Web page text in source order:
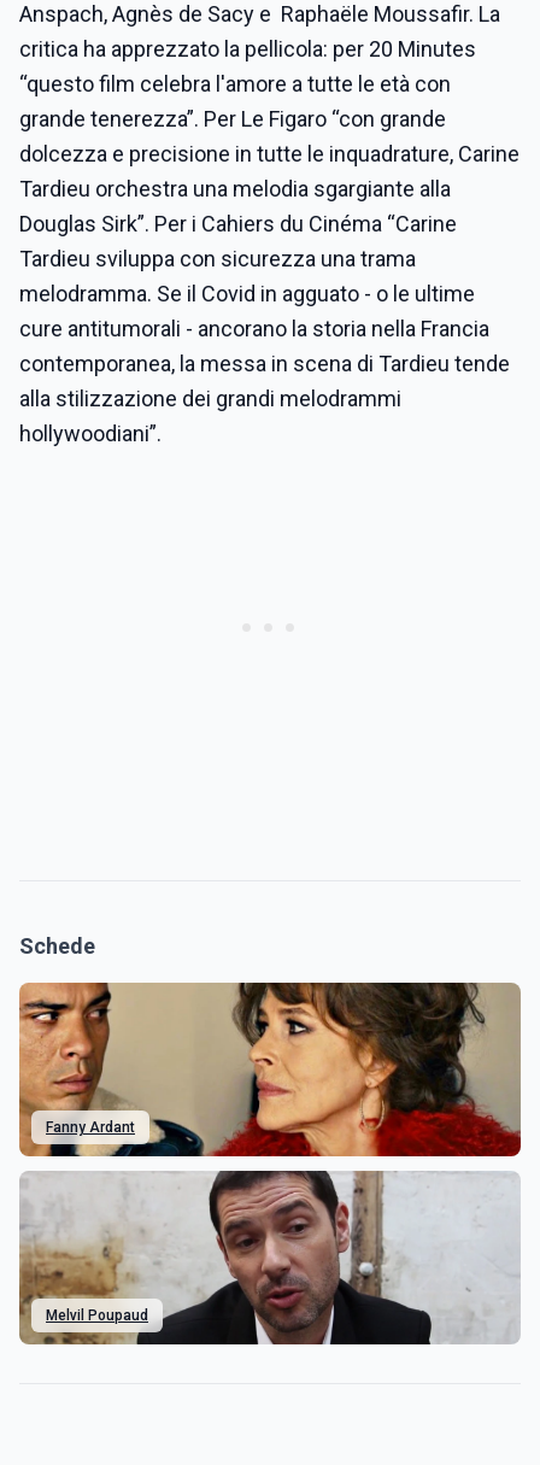
Anspach, Agnès de Sacy e Raphaële Moussafir. La
critica ha apprezzato la pellicola: per 20 Minutes
“questo film celebra l'amore a tutte le età con
grande tenerezza”. Per Le Figaro “con grande
dolcezza e precisione in tutte le inquadrature, Carine
Tardieu orchestra una melodia sgargiante alla
Douglas Sirk”. Per i Cahiers du Cinéma “Carine
Tardieu sviluppa con sicurezza una trama
melodramma. Se il Covid in agguato - o le ultime
cure antitumorali - ancorano la storia nella Francia
contemporanea, la messa in scena di Tardieu tende
alla stilizzazione dei grandi melodrammi
hollywoodiani”.
Schede
Fanny Ardant
Melvil Poupaud